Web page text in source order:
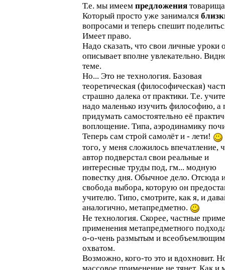
курсов и тем.
Т.е. мы имеем предложения
Который просто уже занимался
вопросами и теперь спешит
Имеет право.
Надо сказать, что свои личные уроки
описывает вполне увлекательно.
теме.
Но... Это не технология. Базовая
теоретическая (философическая)
страшно далека от практики. Т.е.
надо маленько изучить философию, а
придумать самостоятельно её
воплощение. Типа, аэродинамику
Теперь сам строй самолёт и - лети!
того, у меня сложилось впечатление,
автор подверстал свои реальные и
интересные труды под, гм... модную
повестку дня. Обычное дело. Отсюда
свобода выбора, которую он
учителю. Типо, смотрите, как я, и
аналогично, метапредметно.
Не технология. Скорее, частные
применения метапредметного
о-о-чень размытым и всеобъемлющим
охватом.
Возможно, кого-то это и вдохновит.
массовое применение не тянет. Как и